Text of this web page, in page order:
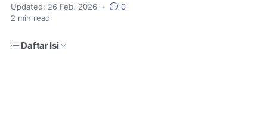
Updated: 26 Feb, 2026 •
0
2 min read
Daftar Isi